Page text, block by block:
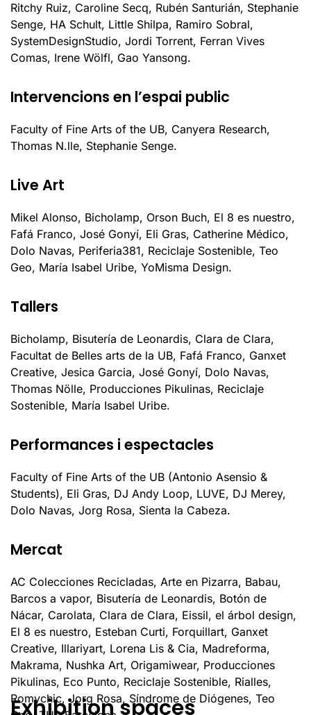
Ritchy Ruiz, Caroline Secq, Rubén Santurián, Stephanie
Senge, HA Schult, Little Shilpa, Ramiro Sobral,
SystemDesignStudio, Jordi Torrent, Ferran Vives
Comas, Irene Wölfl, Gao Yansong.
Intervencions en l’espai public
Faculty of Fine Arts of the UB, Canyera Research,
Thomas N.lle, Stephanie Senge.
Live Art
Mikel Alonso, Bicholamp, Orson Buch, El 8 es nuestro,
Fafá Franco, José Gonyí, Eli Gras, Catherine Médico,
Dolo Navas, Periferia381, Reciclaje Sostenible, Teo
Geo, María Isabel Uribe, YoMisma Design.
Tallers
Bicholamp, Bisutería de Leonardis, Clara de Clara,
Facultat de Belles arts de la UB, Fafá Franco, Ganxet
Creative, Jesica Garcia, José Gonyí, Dolo Navas,
Thomas Nölle, Producciones Pikulinas, Reciclaje
Sostenible, María Isabel Uribe.
Performances i espectacles
Faculty of Fine Arts of the UB (Antonio Asensio &
Students), Eli Gras, DJ Andy Loop, LUVE, DJ Merey,
Dolo Navas, Jorg Rosa, Sienta la Cabeza.
Mercat
AC Colecciones Recicladas, Arte en Pizarra, Babau,
Barcos a vapor, Bisutería de Leonardis, Botón de
Nácar, Carolata, Clara de Clara, Eissil, el árbol design,
El 8 es nuestro, Esteban Curti, Forquillart, Ganxet
Creative, Illariyart, Lorena Lis & Cia, Madreforma,
Makrama, Nushka Art, Origamiwear, Producciones
Pikulinas, Eco Punto, Reciclaje Sostenible, Rialles,
Romychic, Jorg Rosa, Síndrome de Diógenes, Teo
Exhibition spaces